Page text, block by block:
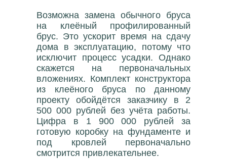
Возможна замена обычного бруса
на клеёный профилированный
брус. Это ускорит время на сдачу
дома в эксплуатацию, потому что
исключит процесс усадки. Однако
скажется на первоначальных
вложениях. Комплект конструктора
из клеёного бруса по данному
проекту обойдётся заказчику в 2
500 000 рублей без учёта работы.
Цифра в 1 900 000 рублей за
готовую коробку на фундаменте и
под кровлей первоначально
смотрится привлекательнее.